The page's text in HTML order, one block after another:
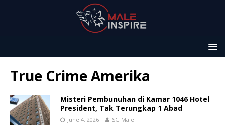
True Crime Amerika
Misteri Pembunuhan di Kamar 1046 Hotel
President, Tak Terungkap 1 Abad
June 4, 2026 SG Male